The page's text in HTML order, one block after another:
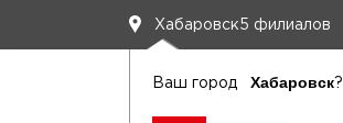
Хабаровск5 филиалов
Ваш город Хабаровск?